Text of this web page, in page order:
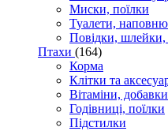
Миски, поїлки
Туалети,
Повідки, шлейки,
Птахи (164)
Корма
Клітки та
Вітаміни,
Годівниці, поїлки
Підстилки